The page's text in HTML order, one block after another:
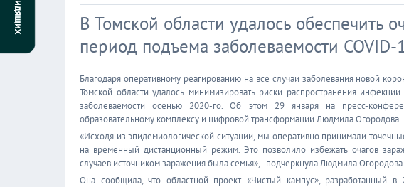
В Томской области удалось обеспечить
период подъема заболеваемости COVID-
Благодаря оперативному реагированию на все случаи заболевания новой
Томской области удалось минимизировать риски распространения
заболеваемости осенью 2020-го. Об этом 29 января на пресс-
образовательному комплексу и цифровой трансформации Людмила Огородова.
«Исходя из эпидемиологической ситуации, мы оперативно принимали
на временный дистанционный режим. Это позволило избежать очагов
случаев источником заражения была семья», - подчеркнула Людмила Огородова.
Она сообщила, что областной проект «Чистый кампус», разработанный